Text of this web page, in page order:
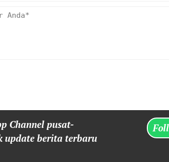
Channel pusat-
update berita terbaru